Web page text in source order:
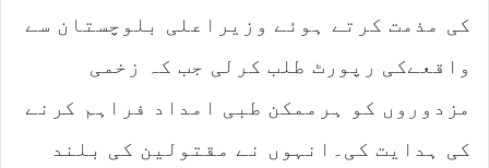
کی مذمت کرتے ہوئے وزیراعلی بلوچستان سے
واقعےکی رپورٹ طلب کرلی جب کہ زخمی
مزدوروں کو ہرممکن طبی امداد فراہم کرنے
کی ہدایت کی۔انہوں نے مقتولین کی بلند